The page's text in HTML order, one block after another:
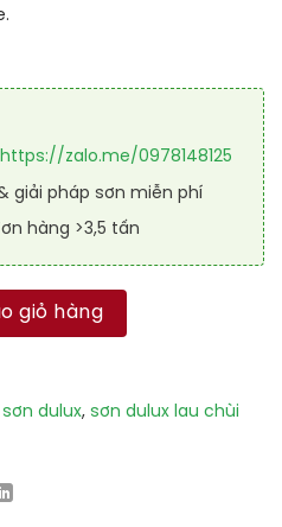
https://zalo.me/0978148125
giải pháp sơn miễn phí
hàng >3,5 tấn
Lau Chùi Hiệu Quả Bóng 18L
giỏ hàng
sơn dulux, sơn dulux lau chùi